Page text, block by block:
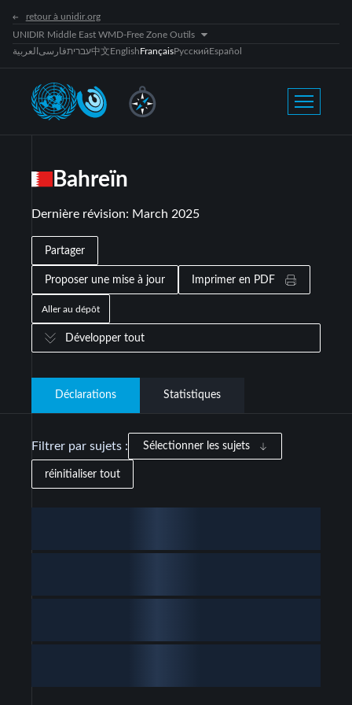
retour à unidir.org
UNIDIR Middle East WMD-Free Zone Outils
العربية فارسیעברית中文EnglishFrançaisРусскийEspañol
Bahreïn
Dernière révision: March 2025
Partager
Proposer une mise à jour Imprimer en PDF
Aller au dépôt
Développer tout
Déclarations Statistiques
Filtrer par sujets : Sélectionner les sujets
réinitialiser tout